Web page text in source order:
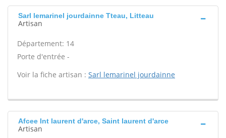
Sarl lemarinel jourdainne Tteau, Litteau
Artisan
Département: 14
Porte d'entrée -
Voir la fiche artisan : Sarl lemarinel jourdainne
Afcee Int laurent d'arce, Saint laurent d'arce
Artisan